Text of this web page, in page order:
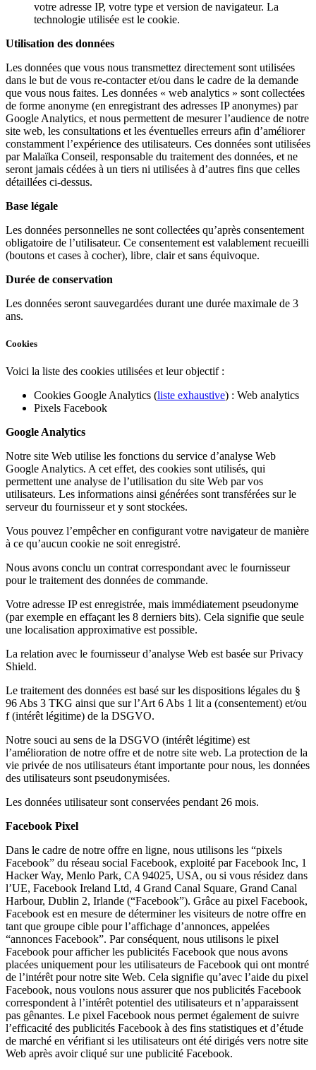
votre adresse IP, votre type et version de navigateur. La
technologie utilisée est le cookie.
Utilisation des données
Les données que vous nous transmettez directement sont utilisées
dans le but de vous re-contacter et/ou dans le cadre de la demande
que vous nous faites. Les données « web analytics » sont collectées
de forme anonyme (en enregistrant des adresses IP anonymes) par
Google Analytics, et nous permettent de mesurer l’audience de notre
site web, les consultations et les éventuelles erreurs afin d’améliorer
constamment l’expérience des utilisateurs. Ces données sont utilisées
par Malaïka Conseil, responsable du traitement des données, et ne
seront jamais cédées à un tiers ni utilisées à d’autres fins que celles
détaillées ci-dessus.
Base légale
Les données personnelles ne sont collectées qu’après consentement
obligatoire de l’utilisateur. Ce consentement est valablement recueilli
(boutons et cases à cocher), libre, clair et sans équivoque.
Durée de conservation
Les données seront sauvegardées durant une durée maximale de 3
ans.
Cookies
Voici la liste des cookies utilisées et leur objectif :
Cookies Google Analytics (liste exhaustive) : Web analytics
Pixels Facebook
Google Analytics
Notre site Web utilise les fonctions du service d’analyse Web
Google Analytics. A cet effet, des cookies sont utilisés, qui
permettent une analyse de l’utilisation du site Web par vos
utilisateurs. Les informations ainsi générées sont transférées sur le
serveur du fournisseur et y sont stockées.
Vous pouvez l’empêcher en configurant votre navigateur de manière
à ce qu’aucun cookie ne soit enregistré.
Nous avons conclu un contrat correspondant avec le fournisseur
pour le traitement des données de commande.
Votre adresse IP est enregistrée, mais immédiatement pseudonyme
(par exemple en effaçant les 8 derniers bits). Cela signifie que seule
une localisation approximative est possible.
La relation avec le fournisseur d’analyse Web est basée sur Privacy
Shield.
Le traitement des données est basé sur les dispositions légales du §
96 Abs 3 TKG ainsi que sur l’Art 6 Abs 1 lit a (consentement) et/ou
f (intérêt légitime) de la DSGVO.
Notre souci au sens de la DSGVO (intérêt légitime) est
l’amélioration de notre offre et de notre site web. La protection de la
vie privée de nos utilisateurs étant importante pour nous, les données
des utilisateurs sont pseudonymisées.
Les données utilisateur sont conservées pendant 26 mois.
Facebook Pixel
Dans le cadre de notre offre en ligne, nous utilisons les “pixels
Facebook” du réseau social Facebook, exploité par Facebook Inc, 1
Hacker Way, Menlo Park, CA 94025, USA, ou si vous résidez dans
l’UE, Facebook Ireland Ltd, 4 Grand Canal Square, Grand Canal
Harbour, Dublin 2, Irlande (“Facebook”). Grâce au pixel Facebook,
Facebook est en mesure de déterminer les visiteurs de notre offre en
tant que groupe cible pour l’affichage d’annonces, appelées
“annonces Facebook”. Par conséquent, nous utilisons le pixel
Facebook pour afficher les publicités Facebook que nous avons
placées uniquement pour les utilisateurs de Facebook qui ont montré
de l’intérêt pour notre site Web. Cela signifie qu’avec l’aide du pixel
Facebook, nous voulons nous assurer que nos publicités Facebook
correspondent à l’intérêt potentiel des utilisateurs et n’apparaissent
pas gênantes. Le pixel Facebook nous permet également de suivre
l’efficacité des publicités Facebook à des fins statistiques et d’étude
de marché en vérifiant si les utilisateurs ont été dirigés vers notre site
Web après avoir cliqué sur une publicité Facebook.